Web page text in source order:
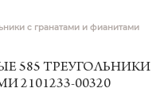
с гранатами и фианитами
585 ТРЕУГОЛЬНИКИ
00320